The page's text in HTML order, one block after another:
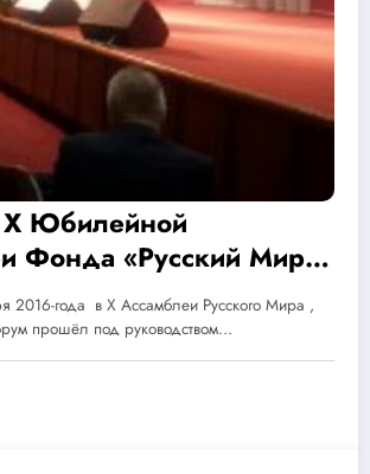
Фонда «Русский Мир»,
2016 год, г.Москва
2016-года в X Ассамблеи Русского Мира ,
прошёл под руководством…